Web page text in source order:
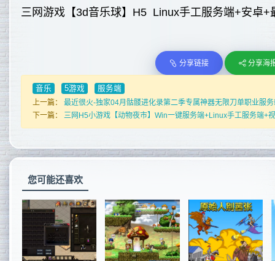
三网游戏【3d音乐球】H5 Linux手工服务端+安卓+
分享链接 分享海
音乐 5游戏
服务端
上一篇： 最近很火-独家04月骷髅进化录第二季专属神器无限刀单职业服务
下一篇： 三网H5小游戏【动物夜市】Win一键服务端+Linux手工服务端+
您可能还喜欢